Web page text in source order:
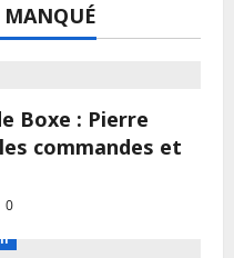
MANQUÉ
Boxe : Pierre
commandes et
0